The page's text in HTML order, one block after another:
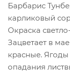
Барбарис
карликовый
Окраска
Зацветает в
красные. Ягоды
опадания